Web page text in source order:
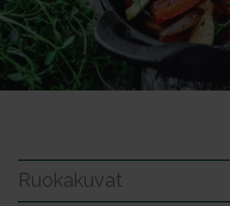
Ruokakuvat